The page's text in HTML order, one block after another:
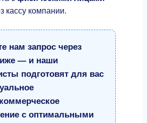
кассу компании.
нам запрос через
— и наши
подготовят для вас
с оптимальными